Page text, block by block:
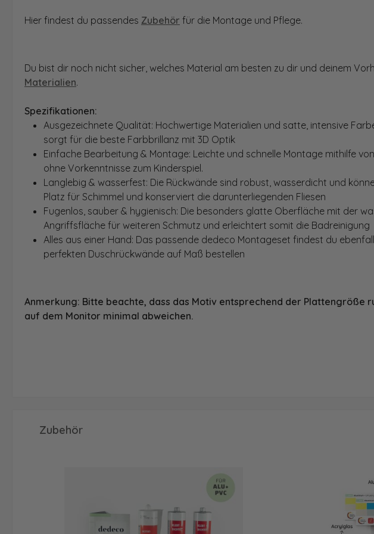
Hier findest du passendes Zubehör für die Montage und Pflege.
Du bist dir noch nicht sicher, welches Material am besten zu dir und deinem
Materialien.
Spezifikationen:
Ausgezeichnete Qualität: Hochwertige Materialien und satte, intensive
sorgt für die beste Farbbrillanz mit 3D Optik
Einfache Bearbeitung & Montage: Leichte und schnelle Montage mithilfe
ohne Vorkenntnisse zum Kinderspiel.
Langlebig & wasserfest: Die Rückwände sind robust, wasserdicht und
Platz für Schimmel und konserviert die darunterliegenden Fliesen
Fugenlos, sauber & hygienisch: Die besonders glatte Oberfläche mit der
Angriffsfläche für weiteren Schmutz und erleichtert somit die Badreinigung
Alles aus einer Hand: Das passende dedeco Montageset findest du
perfekten Duschrückwände auf Maß bestellen
Anmerkung: Bitte beachte, dass das Motiv entsprechend der
auf dem Monitor minimal abweichen.
Produktgalerie überspringen
Zubehör